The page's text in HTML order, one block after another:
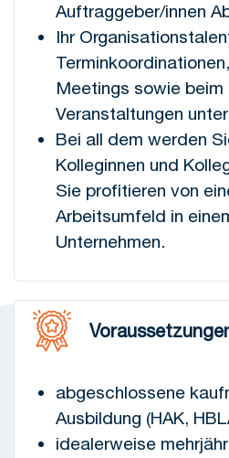
Auftraggeber/innen
Ihr
Meetings sowie beim
Veranstaltungen
Bei all dem werden
Kolleginnen und
Sie profitieren von
Arbeitsumfeld in
Unternehmen.
abgeschlossene
Ausbildung (HAK,
idealerweise